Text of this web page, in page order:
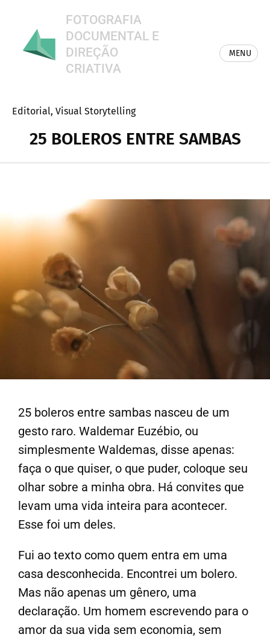
FOTOGRAFIA
DOCUMENTAL E
DIREÇÃO
CRIATIVA
MENU
25 BOLEROS ENTRE SAMBAS
Category
Editorial, Visual Storytelling
25 boleros entre sambas nasceu de um
gesto raro. Waldemar Euzébio, ou
simplesmente Waldemas, disse apenas:
faça o que quiser, o que puder, coloque seu
olhar sobre a minha obra. Há convites que
levam uma vida inteira para acontecer.
Esse foi um deles.
Fui ao texto como quem entra em uma
casa desconhecida. Encontrei um bolero.
Mas não apenas um gênero, uma
declaração. Um homem escrevendo para o
amor da sua vida sem economia, sem